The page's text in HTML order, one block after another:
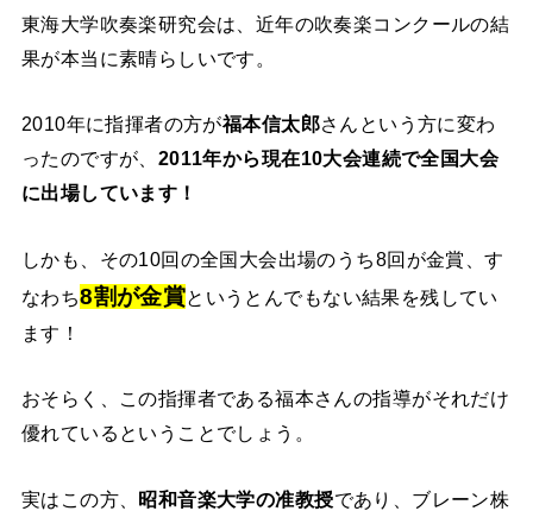
東海大学吹奏楽研究会は、近年の吹奏楽コンクールの結
果が本当に素晴らしいです。
2010年に指揮者の方が福本信太郎さんという方に変わ
ったのですが、 2011年から現在10大会連続で全国大会
に出場しています！
しかも、その10回の全国大会出場のうち8回が金賞、す
なわち8割が金賞というとんでもない結果を残してい
ます！
おそらく、この指揮者である福本さんの指導がそれだけ
優れているということでしょう。
実はこの方、 昭和音楽大学の准教授であり、ブレーン株